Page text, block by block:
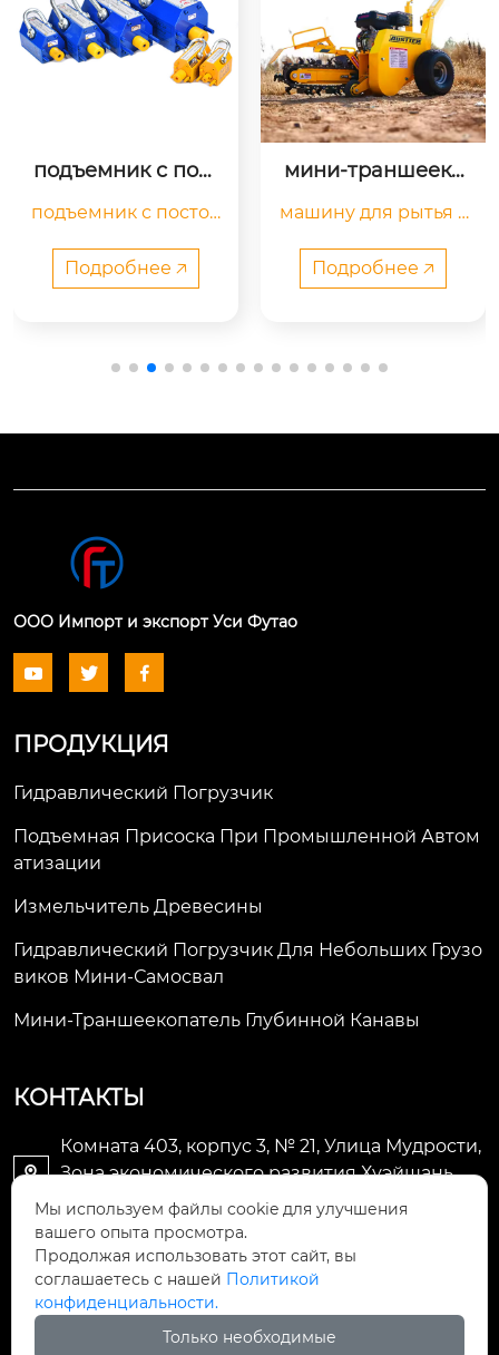
подъемник с пост
подъемник с постоя
отовлен из отборны
х материалов и исп
й магнитный матер
Подробнее 🡥
мини-траншееко
канавы
машину для рытья г
кже называют мини
-траншеекопателе
й траншеекопатель
Подробнее 🡥
ООО Импорт и экспорт Уси Футао
  
ПРОДУКЦИЯ
Гидравлический Погрузчик
Подъемная Присоска При Промышленной Автом
Атизации
Измельчитель Древесины
Гидравлический Погрузчик Для Небольших Грузо
Виков Мини-Самосвал
Мини-Траншеекопатель Глубинной Канавы
КОНТАКТЫ

Комната 403, корпус 3, № 21, Улица Мудрости,
Зона экономического развития Хуэйшань,
 li@futaogroup.com
 +86-13665163520
Мы используем файлы cookie для улучшения
вашего опыта просмотра.
Продолжая использовать этот сайт, вы
соглашаетесь с нашей Политикой
конфиденциальности.
Только необходимые